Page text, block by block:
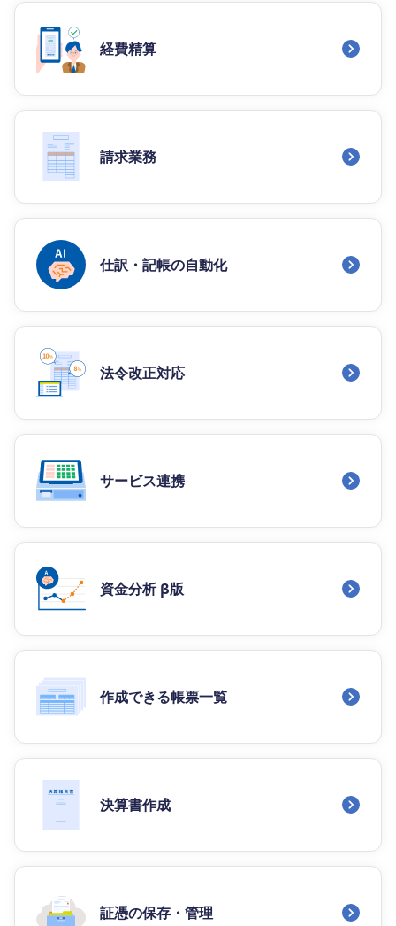
経費精算
請求業務
仕訳・記帳の自動化
法令改正対応
サービス連携
資金分析 β版
作成できる帳票一覧
決算書作成
証憑の保存・管理